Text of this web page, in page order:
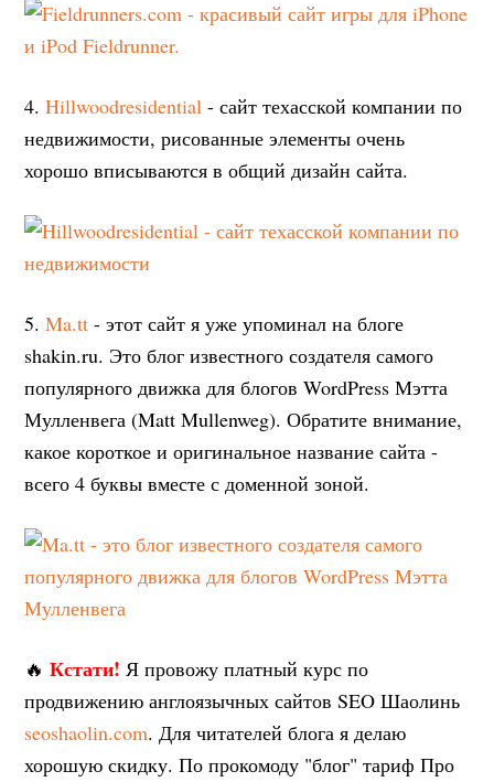
4.Hillwoodresidential - сайт техасской компании по
недвижимости, рисованные элементы очень
хорошо вписываются в общий дизайн сайта.
5.Ma.tt - этот сайт я уже упоминал на блоге
shakin.ru. Это блог известного создателя самого
популярного движка для блогов WordPress Мэтта
Мулленвега (Matt Mullenweg). Обратите внимание,
какое короткое и оригинальное название сайта -
всего 4 буквы вместе с доменной зоной.
🔥Кстати! Я провожу платный курс по
продвижению англоязычных сайтов SEO Шаолинь
seoshaolin.com. Для читателей блога я делаю
хорошую скидку. По прокомоду "блог" тариф Про